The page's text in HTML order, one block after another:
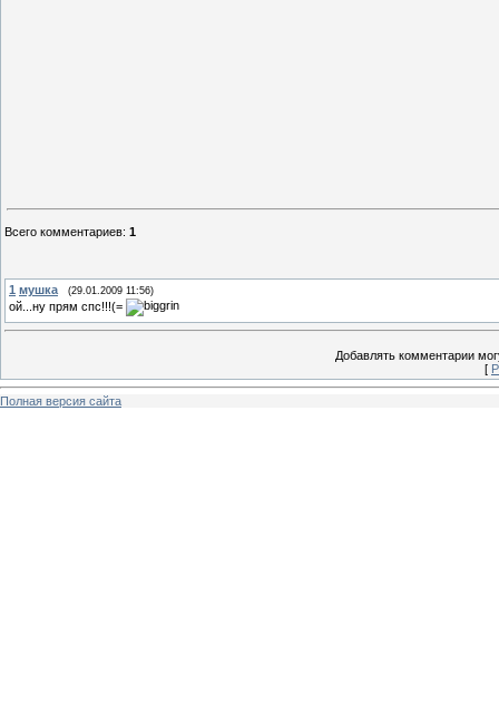
Всего комментариев: 1
1 мушка (29.01.2009 11:56)
ой...ну прям спс!!!(=
Добавлять комментарии
[
Полная версия сайта